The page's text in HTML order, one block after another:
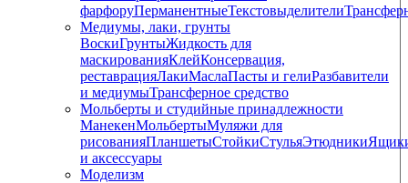
фарфоруПерманентныеТекстовыделители
Медиумы, лаки, грунты
ВоскиГрунтыЖидкость для
маскированияКлейКонсервация,
реставрацияЛакиМаслаПасты и гелиРазбавители
и медиумыТрансферное средство
Мольберты и студийные принадлежности
МанекенМольбертыМуляжи для
рисованияПланшетыСтойкиСтульяЭтюдники
и аксессуары
Моделизм